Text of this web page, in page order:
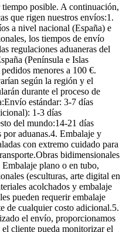
posible. A continuación,
que rigen nuestros envíos:1.
a nivel nacional (España) e
los tiempos de envío
regulaciones aduaneras del
(Península e Islas
menores a 100 €.
según la región y el
durante el proceso de
estándar: 3-7 días
1-3 días
del mundo:14-21 días
por aduanas.4. Embalaje y
con extremo cuidado para
bidimensionales
plano o en tubo,
(esculturas, arte digital en
acolchados y embalaje
pueden requerir embalaje
de cualquier costo adicional.5.
el envío, proporcionamos
cliente pueda monitorizar el